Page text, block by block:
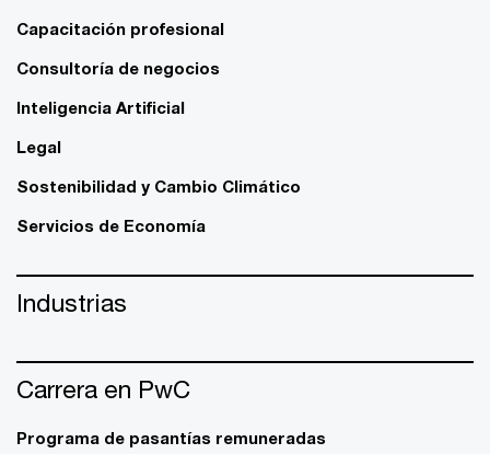
Capacitación profesional
Consultoría de negocios
Inteligencia Artificial
Legal
Sostenibilidad y Cambio Climático
Servicios de Economía
Industrias
Carrera en PwC
Programa de pasantías remuneradas